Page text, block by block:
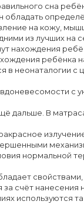
сна
на кожу,
из лучших на
нахождения
ребёнка
в неонаталогии
с
дальше. В
нормальной
счёт